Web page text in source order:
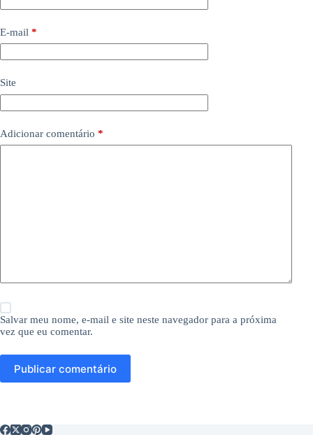
E-mail *
Site
Adicionar comentário *
Salvar meu nome, e-mail e site neste navegador para a próxima
vez que eu comentar.
Publicar comentário